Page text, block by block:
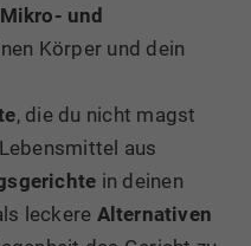
Mikro- und
Körper und dein
, die du nicht magst
aus
in deinen
leckere Alternativen